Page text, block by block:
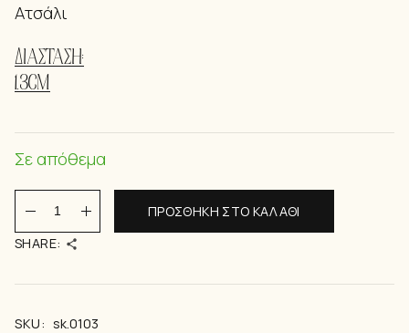
Ατσάλι
ΔΙΆΣΤΑΣΗ:
1.3CM
Σε απόθεμα
Doris quantity
ΠΡΟΣΘΉΚΗ ΣΤΟ ΚΑΛΆΘΙ
SHARE:
SKU: sk.0103